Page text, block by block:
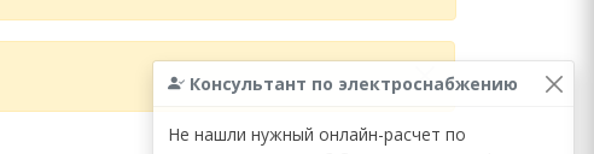
Консультант по электроснабжению
Не нашли нужный онлайн-расчет по